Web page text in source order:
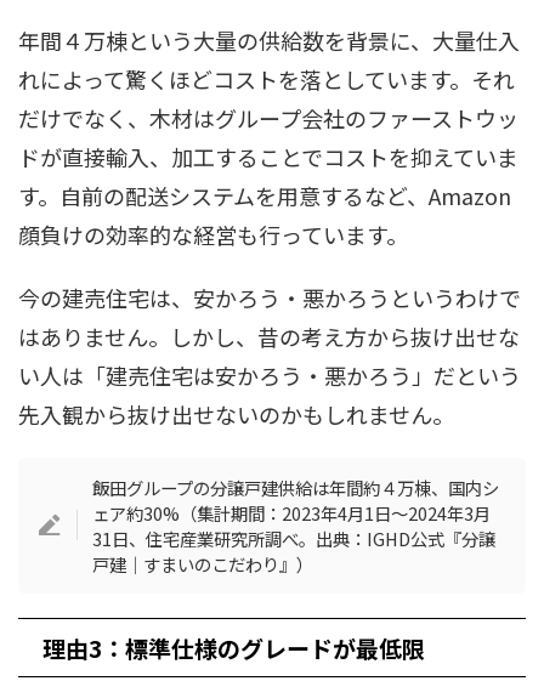
年間４万棟という大量の供給数を背景に、大量仕入
れによって驚くほどコストを落としています。それ
だけでなく、木材はグループ会社のファーストウッ
ドが直接輸入、加工することでコストを抑えていま
す。自前の配送システムを用意するなど、Amazon
顔負けの効率的な経営も行っています。
今の建売住宅は、安かろう・悪かろうというわけで
はありません。しかし、昔の考え方から抜け出せな
い人は「建売住宅は安かろう・悪かろう」だという
先入観から抜け出せないのかもしれません。
飯田グループの分譲戸建供給は年間約４万棟、国内シ
ェア約30%（集計期間：2023年4月1日〜2024年3月
31日、住宅産業研究所調べ。出典：IGHD公式『分譲
戸建｜すまいのこだわり』）
理由3：標準仕様のグレードが最低限